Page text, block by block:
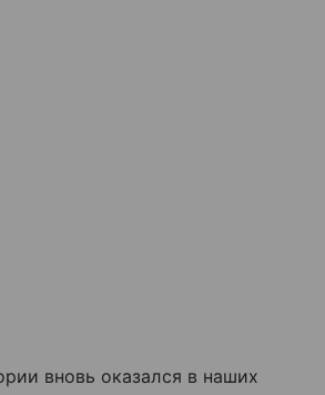
вновь оказался в наших